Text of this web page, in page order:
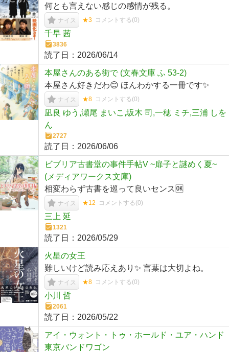
何とも言えない感じの感情が残る。
ナイス ★3 コメントする(0)
千早 茜
3836
読了日： 2026/06/14
本屋さんのある街で (文春文庫 ふ 53-2)
本屋さん好きだわ😊 ほんわかする一冊です✨
ナイス ★8 コメントする(0)
凪良 ゆう,瀬尾 まいこ,坂木 司,一穂 ミチ,三浦 しを
ん
2727
読了日： 2026/06/06
ビブリア古書堂の事件手帖V ~扉子と謎めく夏~
(メディアワークス文庫)
相変わらず古書を巡って良いセンス🆗
ナイス ★12 コメントする(0)
三上 延
1321
読了日： 2026/05/29
火星の女王
難しいけど読み応えあり✨ 言葉は大切よね。
ナイス ★8 コメントする(0)
小川 哲
2061
読了日： 2026/05/22
アイ・ウォント・トゥ・ホールド・ユア・ハンド
東京バンドワゴン